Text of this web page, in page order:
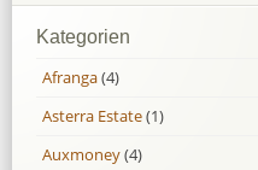
Kategorien
Afranga(4)
Asterra Estate(1)
Auxmoney(4)